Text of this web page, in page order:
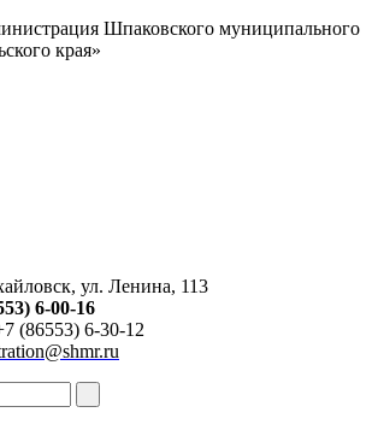
Шпаковского муниципального
края»
ул. Ленина, 113
6-00-16
(86553) 6-30-12